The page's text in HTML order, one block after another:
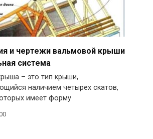
и чертежи вальмовой крыши
система
– это тип крыши,
наличием четырех скатов,
имеет форму